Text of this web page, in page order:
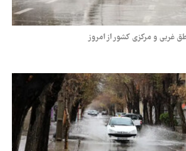
غربی و مرکزی کشور از امروز